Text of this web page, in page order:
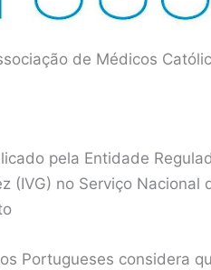
de Médicos
pela Entidade
(IVG) no Serviço Nacional
Portugueses considera